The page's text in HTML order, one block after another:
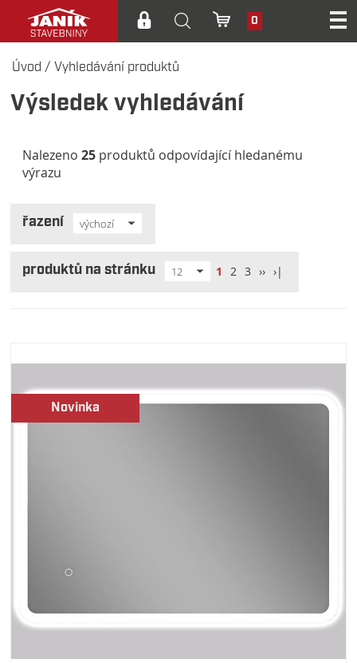
0
Úvod / Vyhledávání produktů
Výsledek vyhledávání
Nalezeno25 produktů odpovídající hledanému
výrazu
řazení výchozí
produktů na stránku 12 1 2 3 ›› ›|
Novinka